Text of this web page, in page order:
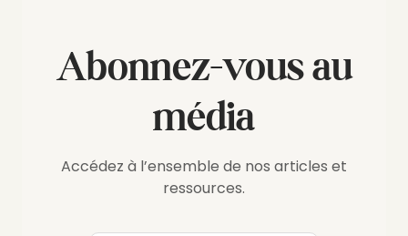
Abonnez-vous au
média
Accédez à l’ensemble de nos articles et
ressources.